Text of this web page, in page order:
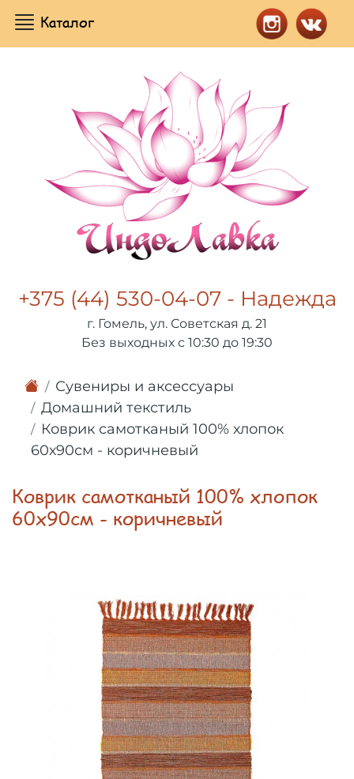
Каталог
+375 (44) 530-04-07 - Надежда
г. Гомель, ул. Советская д. 21
Без выходных с 10:30 до 19:30
Сувениры и аксессуары
Домашний текстиль
Коврик самотканый 100% хлопок
60х90см - коричневый
Коврик самотканый 100% хлопок
60х90см - коричневый